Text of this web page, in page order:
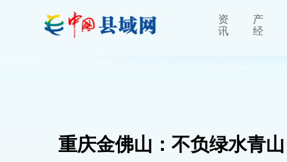
资
讯
产
经
重庆金佛山：不负绿水青